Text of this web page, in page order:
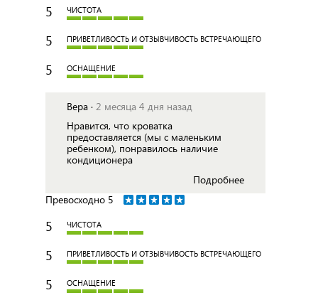
5 ЧИСТОТА
5 ПРИВЕТЛИВОСТЬ И ОТЗЫВЧИВОСТЬ ВСТРЕЧАЮЩЕГО
5 ОСНАЩЕНИЕ
Вера · 2 месяца 4 дня назад
Нравится, что кроватка
предоставляется (мы с маленьким
ребенком), понравилось наличие
кондиционера
Подробнее
Превосходно 5
5 ЧИСТОТА
5 ПРИВЕТЛИВОСТЬ И ОТЗЫВЧИВОСТЬ ВСТРЕЧАЮЩЕГО
5 ОСНАЩЕНИЕ